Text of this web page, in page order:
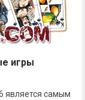
игры
является самым